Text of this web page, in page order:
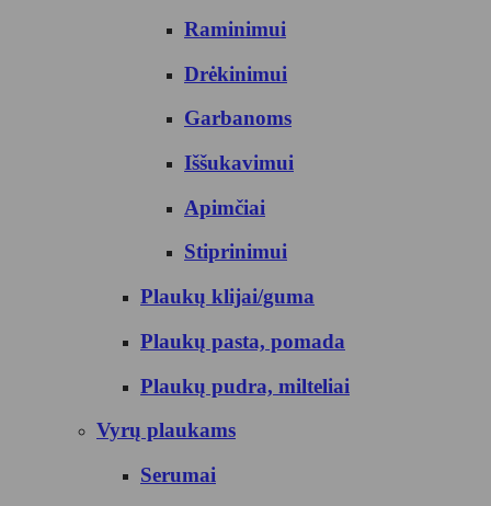
Raminimui
Drėkinimui
Garbanoms
Iššukavimui
Apimčiai
Stiprinimui
Plaukų klijai/guma
Plaukų pasta, pomada
Plaukų pudra, milteliai
Vyrų plaukams
Serumai